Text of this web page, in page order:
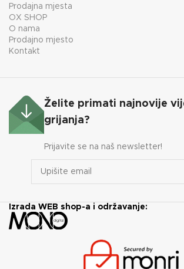
Prodajna mjesta
OX SHOP
O nama
Prodajno mjesto
Kontakt
Želite primati najnovije
grijanja?
Prijavite se na naš newsletter!
Izrada WEB shop-a i održavanje: